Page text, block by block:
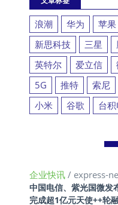
浪潮 华为 苹果
新思科技
三星
英特尔
爱立信
5G
推特 索尼
小米
谷歌 台
企业快讯 / express-
中国电信、紫光国微发
完成超1亿元天使++轮